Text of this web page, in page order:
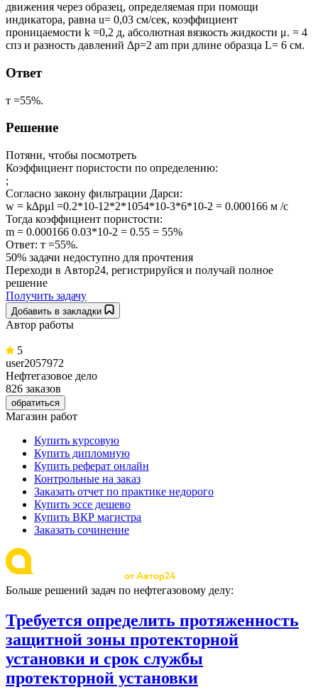
движения через образец, определяемая при помощи
индикатора, равна u= 0,03 см/сек, коэффициент
проницаемости k =0,2 д, абсолютная вязкость жидкости μ. = 4
спз и разность давлений Δр=2 am при длине образца L= 6 см.
Ответ
т =55%.
Решение
Потяни, чтобы посмотреть
Коэффициент пористости по определению:
;
Согласно закону фильтрации Дарси:
w = k∆pμl =0.2*10-12*2*1054*10-3*6*10-2 = 0.000166 м /с
Тогда коэффициент пористости:
m = 0.000166 0.03*10-2 = 0.55 = 55%
Ответ: т =55%.
50% задачи недоступно для прочтения
Переходи в Автор24, регистрируйся и получай полное
решение
Получить задачу
Добавить в закладки
Автор работы
5
user2057972
Нефтегазовое дело
826 заказов
обратиться
Магазин работ
Купить курсовую
Купить дипломную
Купить реферат онлайн
Контрольные на заказ
Заказать отчет по практике недорого
Купить эссе дешево
Купить ВКР магистра
Заказать сочинение
Больше решений задач по нефтегазовому делу:
Требуется определить протяженность
защитной зоны протекторной
установки и срок службы
протекторной установки